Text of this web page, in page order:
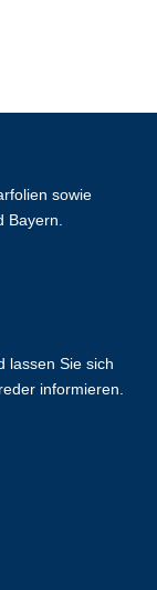
sowie
Bayern.
lassen Sie sich
informieren.